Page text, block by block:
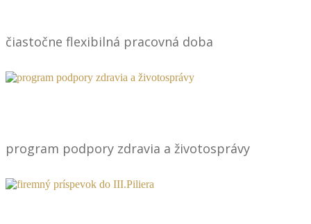
čiastočne flexibilná pracovná doba
program podpory zdravia a životosprávy